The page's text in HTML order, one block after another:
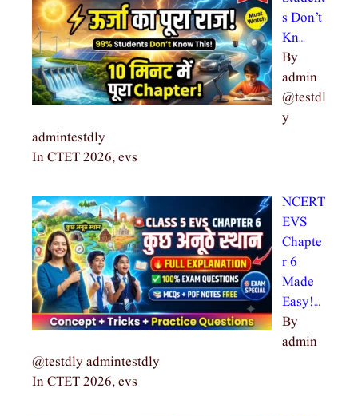
s Don’t
Kn…
By
admin
@testdl
y
admintestdly
In CTET 2026, evs
NCERT
EVS
Chapte
r 6
Made
Easy!…
By
admin
@testdly admintestdly
In CTET 2026, evs